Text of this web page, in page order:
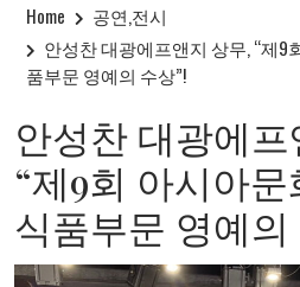
Home
공연,전시
안성찬 대광에프앤지 상무, “제9
품부문 영예의 수상”!
안성찬 대광에
“제9회 아시아
식품부문 영예의